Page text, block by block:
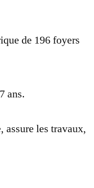
de 196 foyers
ans.
les travaux,